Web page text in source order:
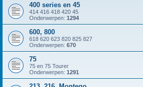
400 series en 45
414 416 418 420 45
Onderwerpen: 1294
600, 800
618 620 623 820 825 827
Onderwerpen: 670
75
75 en 75 Tourer
Onderwerpen: 1291